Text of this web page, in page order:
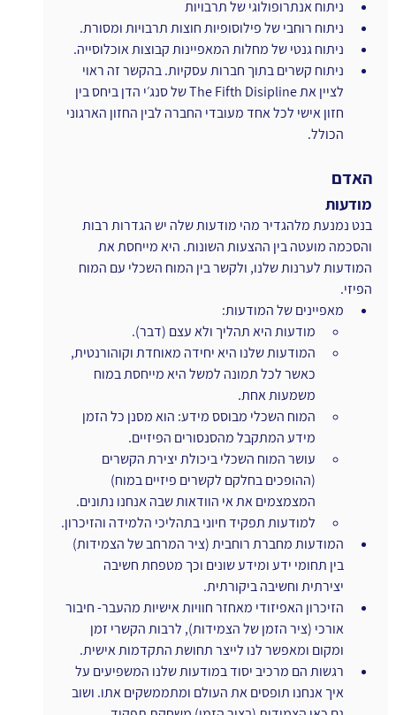
ניתוח אנתרופולוגי של תרבויות
ניתוח רוחבי של פילוסופיות חוצות תרבויות ומסורת.
ניתוח גנטי של מחלות המאפיינות קבוצות אוכלוסייה.
ניתוח קשרים בתוך חברות עסקיות. בהקשר זה ראוי
לציין את The Fifth Disipline של סנג׳י הדן ביחס בין
חזון אישי לכל אחד מעובדי החברה לבין החזון הארגוני
הכולל.
האדם
מודעות
בנט נמנעת מלהגדיר מהי מודעות שלה יש הגדרות רבות
והסכמה מועטה בין ההצעות השונות. היא מייחסת את
המודעות לערנות שלנו, ולקשר בין המוח השכלי עם המוח
הפיזי.
מאפיינים של המודעות:
מודעות היא תהליך ולא עצם (דבר).
המודעות שלנו היא יחידה מאוחדת וקוהורנטית,
כאשר לכל תמונה למשל היא מייחסת במוח
משמעות אחת.
המוח השכלי מבוסס מידע: הוא מסנן כל הזמן
מידע המתקבל מהסנסורים הפיזיים.
עושר המוח השכלי ביכולת יצירת הקשרים
(ההופכים בחלקם לקשרים פיזיים במוח)
המצמצמים את אי הוודאות שבה אנחנו נתונים.
למודעות תפקיד חיוני בתהליכי הלמידה והזיכרון.
המודעות מחברת רוחבית (ציר המרחב של הצמידות)
בין תחומי ידע ומידע שונים וכך מטפחת חשיבה
יצירתית וחשיבה ביקורתית.
הזיכרון האפיזודי מאחזר חוויות אישיות מהעבר- חיבור
אורכי (ציר הזמן של הצמידות), לרבות הקשרי זמן
ומקום ומאפשר לנו לייצר תחושת התקדמות אישית.
רגשות הם מרכיב יסוד במודעות שלנו המשפיעים על
איך אנחנו תופסים את העולם ומתממשקים אתו. ושוב